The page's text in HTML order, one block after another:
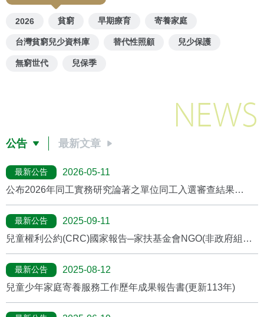
2026 貧窮 早期療育 寄養家庭
台灣貧窮兒少資料庫 替代性照顧 兒少保護
無窮世代 兒保季
NEWS
公告 最新文章
最新公告
2026-05-11
公布2026年同工實務研究論著之單位同工入選審查結果
最新公告
2025-09-11
兒童權利公約(CRC)國家報告─家扶基金會NGO(非政府組織)
最新公告
2025-08-12
兒童少年家庭寄養服務工作歷年成果報告書(更新113年)